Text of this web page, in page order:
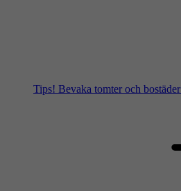
Tips! Bevaka tomter och bostäder